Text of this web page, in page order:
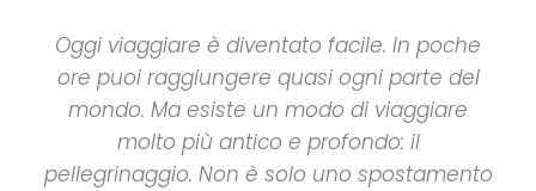
Oggi viaggiare è diventato facile. In poche
ore puoi raggiungere quasi ogni parte del
mondo. Ma esiste un modo di viaggiare
molto più antico e profondo: il
pellegrinaggio. Non è solo uno spostamento